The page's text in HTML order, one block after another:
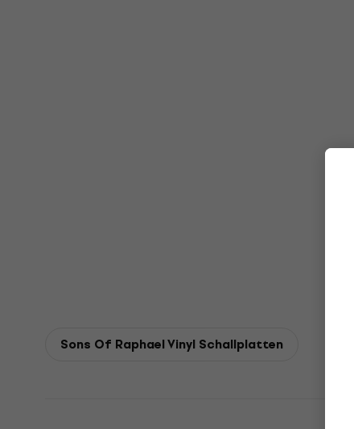
Sons Of Raphael Vinyl Schallplatten